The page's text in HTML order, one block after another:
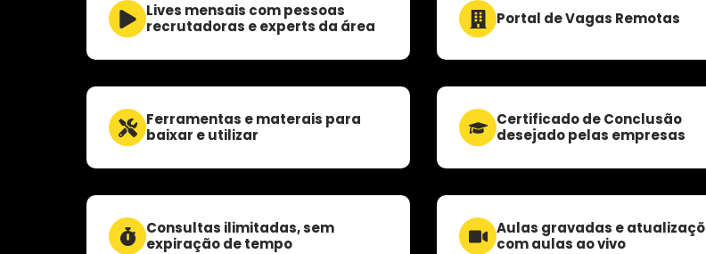
Lives mensais com pessoas
recrutadoras e experts da área
Portal de Vagas Remotas
Ferramentas e materais para
baixar e utilizar
Certificado de Conclusão
desejado pelas empresas
Consultas ilimitadas, sem
expiração de tempo
Aulas gravadas e
com aulas ao vivo